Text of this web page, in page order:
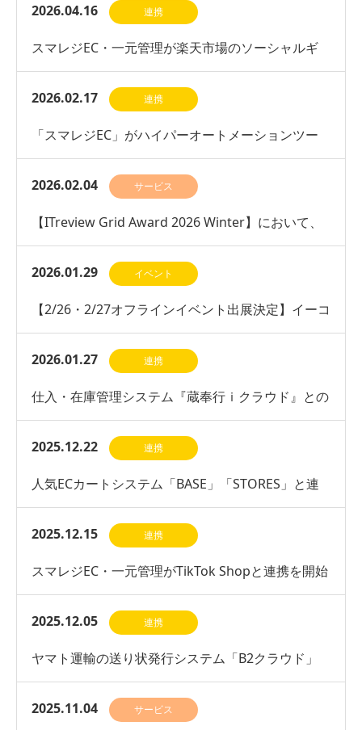
2026.04.16 連携
スマレジEC・一元管理が楽天市場のソーシャルギ
フト機能に対応開始
2026.02.17 連携
「スマレジEC」がハイパーオートメーションツー
ル「Yoom」とのAPI連携開始
2026.02.04 サービス
【ITreview Grid Award 2026 Winter】において、
ネットショップ管理部門で…
2026.01.29 イベント
【2/26・2/27オフラインイベント出展決定】イーコ
マースフェア 東京 2026に出展いたします
2026.01.27 連携
仕入・在庫管理システム『蔵奉行ｉクラウド』との
連携を開始
2025.12.22 連携
人気ECカートシステム「BASE」「STORES」と連
携開始
2025.12.15 連携
スマレジEC・一元管理がTikTok Shopと連携を開始
2025.12.05 連携
ヤマト運輸の送り状発行システム「B2クラウド」
との連携を開始
2025.11.04 サービス